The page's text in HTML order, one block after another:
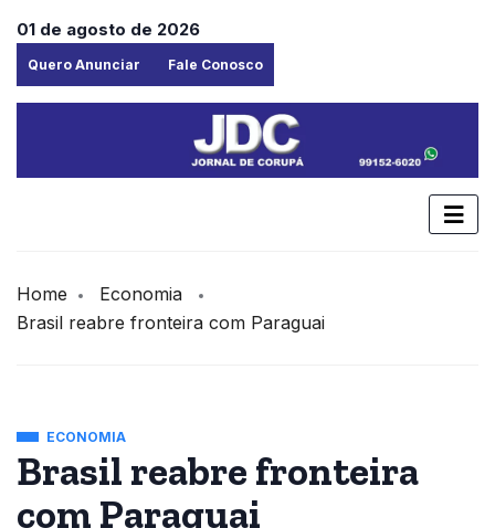
01 de agosto de 2026
Quero Anunciar Fale Conosco
Home
Economia
Brasil reabre fronteira com Paraguai
ECONOMIA
Brasil reabre fronteira
com Paraguai